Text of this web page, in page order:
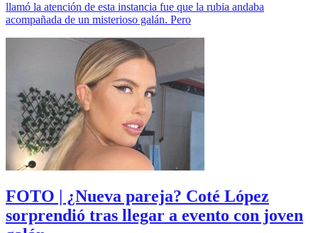
llamó la atención de esta instancia fue que la rubia andaba
acompañada de un misterioso galán. Pero
FOTO | ¿Nueva pareja? Coté López
sorprendió tras llegar a evento con joven